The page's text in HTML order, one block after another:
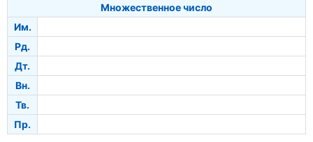
Множественное число
Им.
Рд.
Дт.
Вн.
Тв.
Пр.